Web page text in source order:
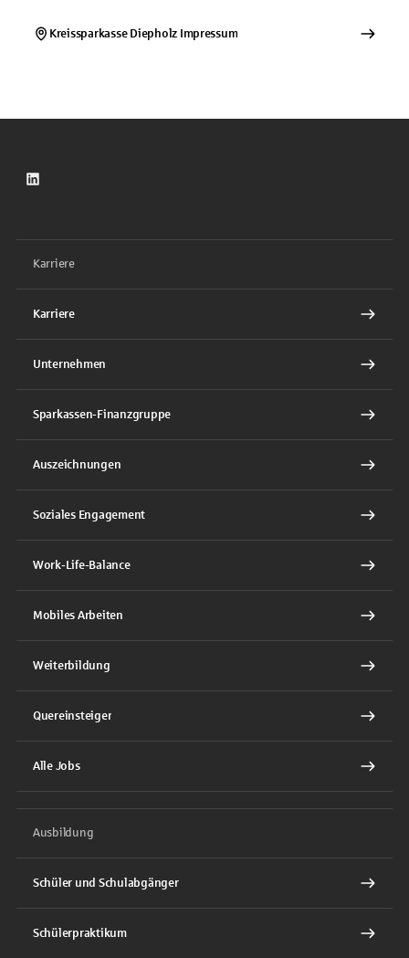
Kreissparkasse Diepholz Impressum
LinkedIn
Karriere
Karriere
Unternehmen
Sparkassen-Finanzgruppe
Auszeichnungen
Soziales Engagement
Work-Life-Balance
Mobiles Arbeiten
Weiterbildung
Quereinsteiger
Alle Jobs
Ausbildung
Schüler und Schulabgänger
Schülerpraktikum